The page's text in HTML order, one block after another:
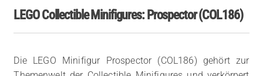
LEGO Collectible Minifigures: Prospector (COL186)
Die LEGO Minifigur Prospector (COL186) gehört zur